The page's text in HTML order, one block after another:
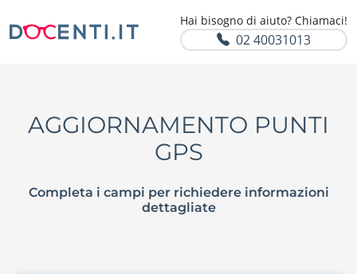
Hai bisogno di aiuto? Chiamaci!
02 40031013
AGGIORNAMENTO PUNTI
GPS
Completa i campi per richiedere informazioni
dettagliate